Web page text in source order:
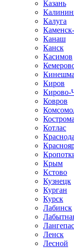
Казань
Калуга
Канаш
Канск
Касимов
Кинешма
Киров
Кирово-
Ковров
Кострома
Котлас
Крым
Кстово
Кузнецк
Курган
Курск
Лабинск
Лангепас
Ленск
Лесной